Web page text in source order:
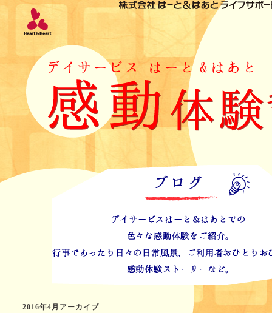
2016年4月アーカイブ